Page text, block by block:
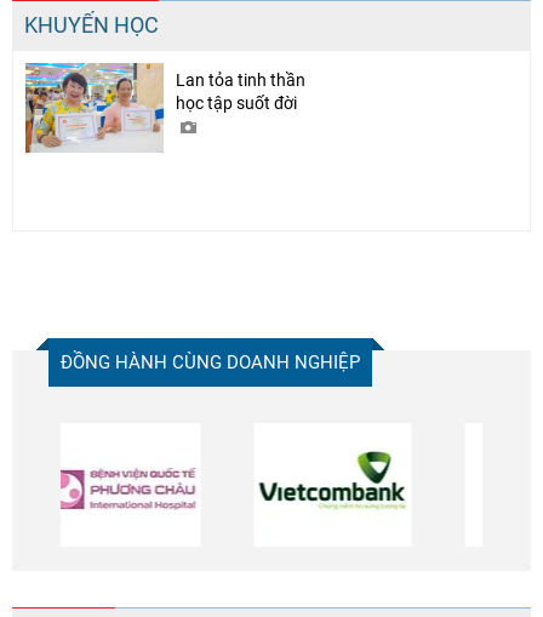
KHUYẾN HỌC
Lan tỏa tinh thần
học tập suốt đời
ĐỒNG HÀNH CÙNG DOANH NGHIỆP